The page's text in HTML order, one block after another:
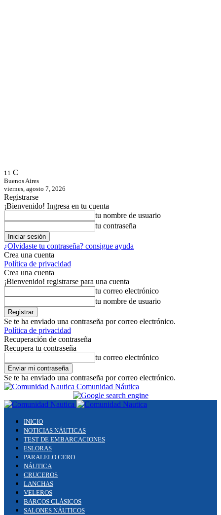
11 C
Buenos Aires
viernes, agosto 7, 2026
Registrarse
¡Bienvenido! Ingresa en tu cuenta
tu nombre de usuario
tu contraseña
¿Olvidaste tu contraseña? consigue ayuda
Crea una cuenta
Política de privacidad
Crea una cuenta
¡Bienvenido! registrarse para una cuenta
tu correo electrónico
tu nombre de usuario
Se te ha enviado una contraseña por correo electrónico.
Política de privacidad
Recuperación de contraseña
Recupera tu contraseña
tu correo electrónico
Se te ha enviado una contraseña por correo electrónico.
Comunidad Náutica
INICIO
NOTICIAS NÁUTICAS
TEST DE EMBARCACIONES
ESLORAS
PARALELO CERO
NÁUTICA
CRUCEROS
LANCHAS
VELEROS
BARCOS CLÁSICOS
SALONES NÁUTICOS